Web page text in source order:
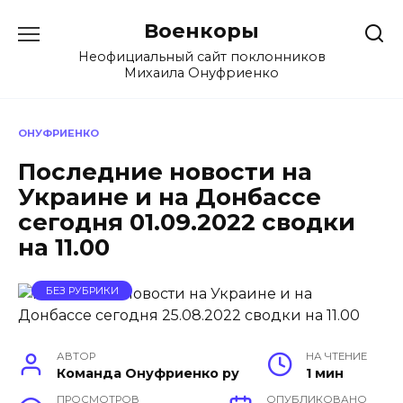
содержанию
Военкоры
Неофициальный сайт поклонников
Михаила Онуфриенко
ОНУФРИЕНКО
Последние новости на
Украине и на Донбассе
сегодня 01.09.2022 сводки
на 11.00
БЕЗ РУБРИКИ
АВТОР
Команда Онуфриенко ру
НА ЧТЕНИЕ
1 мин
ПРОСМОТРОВ ОПУБЛИКОВАНО